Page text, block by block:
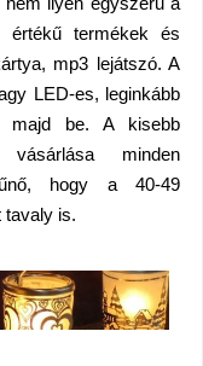
termékek és
mp3 lejátszó. A
LED-es, leginkább
majd be. A kisebb
vásárlása minden
hogy a 40-49
tavaly is.